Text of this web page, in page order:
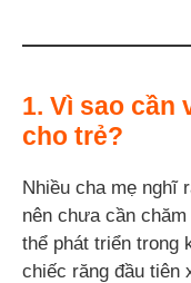
1. Vì sao cần
cho trẻ?
Nhiều cha mẹ nghĩ
nên chưa cần
thể phát triển trong
chiếc răng đầu tiên